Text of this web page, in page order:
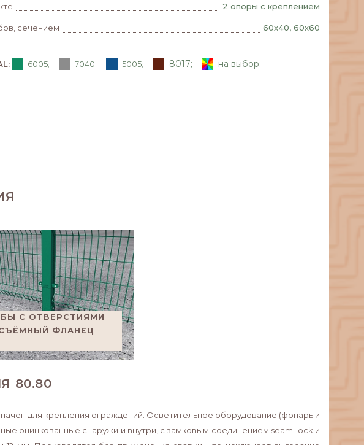
2 опоры с креплением
сечением 60х40, 60х60
6005; 7040; 5005; 8017; на выбор;
С ОТВЕРСТИЯМИ
ФЛАНЕЦ
80.80
для крепления ограждений. Осветительное оборудование (фонарь и
оцинкованные снаружи и внутри, с замковым соединением seam-lock и